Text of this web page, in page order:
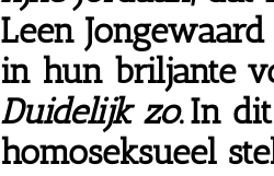
Leen
in hun briljante
Duidelijk zo.In
homoseksueel